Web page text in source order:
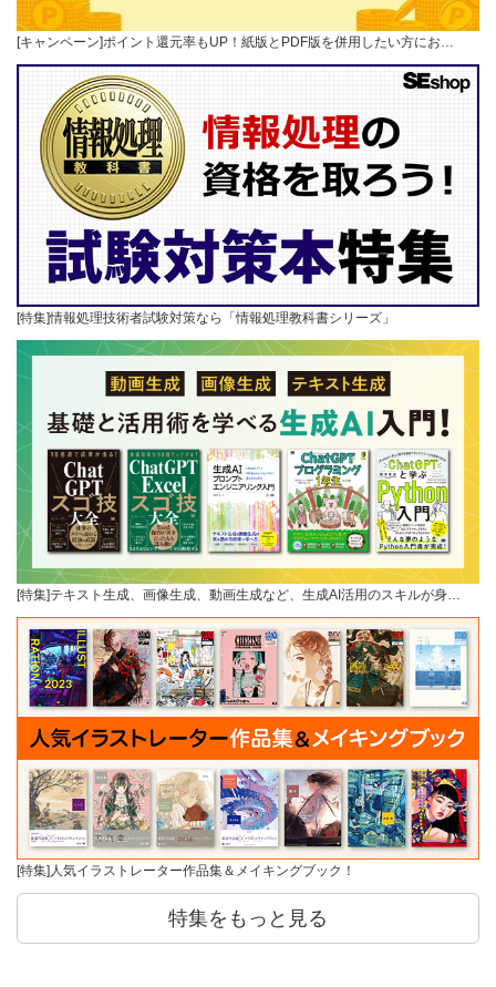
[キャンペーン]ポイント還元率もUP！紙版とPDF版を併用したい方にお…
[特集]情報処理技術者試験対策なら「情報処理教科書シリーズ」
[特集]テキスト生成、画像生成、動画生成など、生成AI活用のスキルが身…
[特集]人気イラストレーター作品集＆メイキングブック！
特集をもっと見る